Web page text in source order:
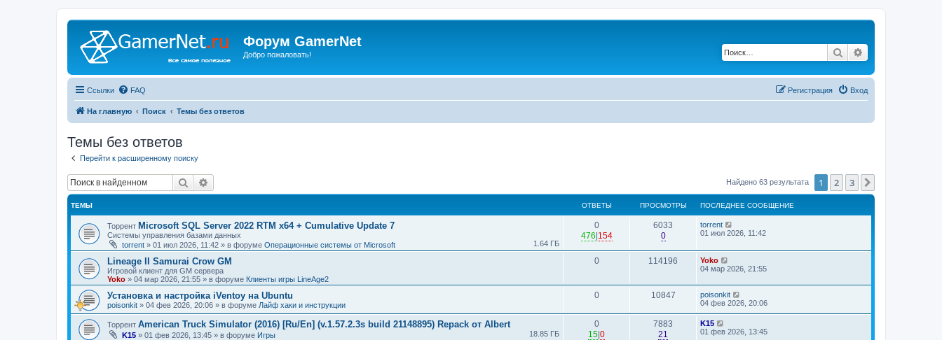
Форум GamerNet
Добро пожаловать! Поиск
Ссылки FAQ Вход
Регистрация
На главную Поиск Темы без ответов
Темы без ответов
Перейти к расширенному поиску
Поиск Найдено 63 результата 1 2 3
ТЕМЫ ОТВЕТЫ ПРОСМОТРЫ ПОСЛЕДНЕЕ СООБЩЕНИЕ
Торрент Microsoft SQL Server 2022 RTM x64 + Cumulative Update 7
Системы управления базами данных
torrent » 01 июл 2026, 11:42 » в форуме Операционные системы от Microsoft 1.64 ГБ
0
476 154
6033
0
torrent
01 июл 2026, 11:42
Lineage II Samurai Crow GM
Игровой клиент для GM сервера
Yoko » 04 мар 2026, 21:55 » в форуме Клиенты игры LineAge2
0 114196
Yoko
04 мар 2026, 21:55
Установка и настройка iVentoy на Ubuntu
poisonkit » 04 фев 2026, 20:06 » в форуме Лайф хаки и инструкции
0 10847
poisonkit
04 фев 2026, 20:06
Торрент American Truck Simulator (2016) [Ru/En] (v.1.57.2.3s build 21148895) Repack от Albert
K15 » 01 фев 2026, 13:45 » в форуме Игры 18.85 ГБ
0
15 0
7883
21
K15
01 фев 2026, 13:45